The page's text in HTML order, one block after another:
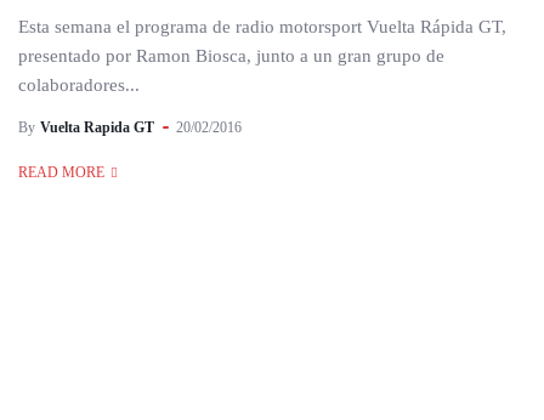
Esta semana el programa de radio motorsport Vuelta Rápida GT,
presentado por Ramon Biosca, junto a un gran grupo de
colaboradores...
By Vuelta Rapida GT 20/02/2016
READ MORE